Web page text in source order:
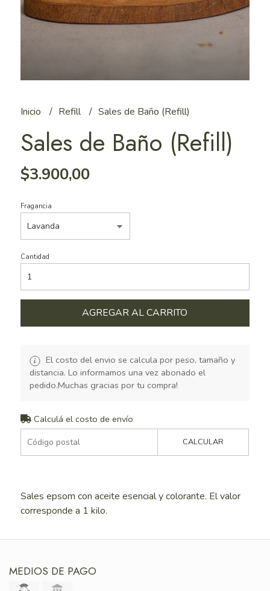
Inicio Refill Sales de Baño (Refill)
Sales de Baño (Refill)
$3.900,00
Fragancia
Cantidad
AGREGAR AL CARRITO
El costo del envio se calcula por peso, tamaño y
distancia. Lo informamos una vez abonado el
pedido.Muchas gracias por tu compra!
Calculá el costo de envío
CALCULAR
Sales epsom con aceite esencial y colorante. El valor
corresponde a 1 kilo.
MEDIOS DE PAGO